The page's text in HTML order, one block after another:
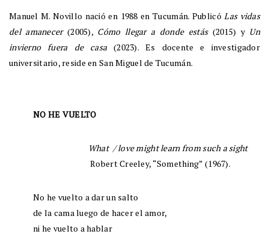
Manuel M. Novillo nació en 1988 en Tucumán. PublicóLas vidas
del amanecer(2005), Cómo llegar a donde estás(2015) y Un
invierno fuera de casa(2023). Es docente e investigador
universitario, reside en San Miguel de Tucumán.
NO HE VUELTO
What / love might learn from such a sight
Robert Creeley, “Something” (1967).
No he vuelto a dar un salto
de la cama luego de hacer el amor,
ni he vuelto a hablar